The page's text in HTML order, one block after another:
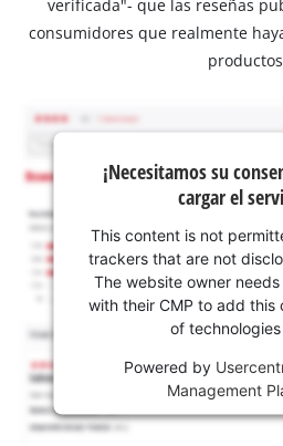
verificada"- que las reseñas
consumidores que realmente
¡Necesitamos su
cargar el
This content is not
trackers that are not
The website owner
with their CMP to add this
of technologies
Powered by
Management